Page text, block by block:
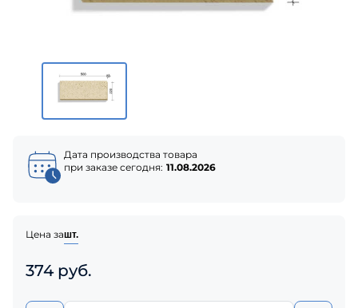
Дата производства товара
при заказе сегодня: 11.08.2026
Цена зашт.
374 руб.